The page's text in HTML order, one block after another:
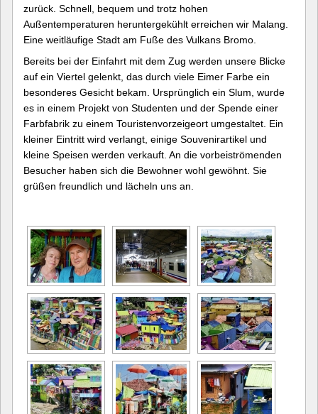
zurück. Schnell, bequem und trotz hohen
Außentemperaturen heruntergekühlt erreichen wir Malang.
Eine weitläufige Stadt am Fuße des Vulkans Bromo.
Bereits bei der Einfahrt mit dem Zug werden unsere Blicke
auf ein Viertel gelenkt, das durch viele Eimer Farbe ein
besonderes Gesicht bekam. Ursprünglich ein Slum, wurde
es in einem Projekt von Studenten und der Spende einer
Farbfabrik zu einem Touristenvorzeigeort umgestaltet. Ein
kleiner Eintritt wird verlangt, einige Souvenirartikel und
kleine Speisen werden verkauft. An die vorbeiströmenden
Besucher haben sich die Bewohner wohl gewöhnt. Sie
grüßen freundlich und lächeln uns an.